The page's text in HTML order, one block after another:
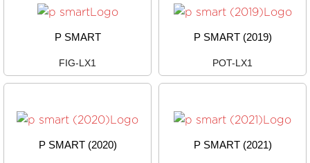
P SMART
FIG-LX1
P SMART (2019)
POT-LX1
P SMART (2020) P SMART (2021)